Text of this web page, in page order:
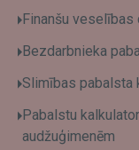
Finanšu veselības
Bezdarbnieka
Slimības pabalsta
Pabalstu
audžuģimenēm